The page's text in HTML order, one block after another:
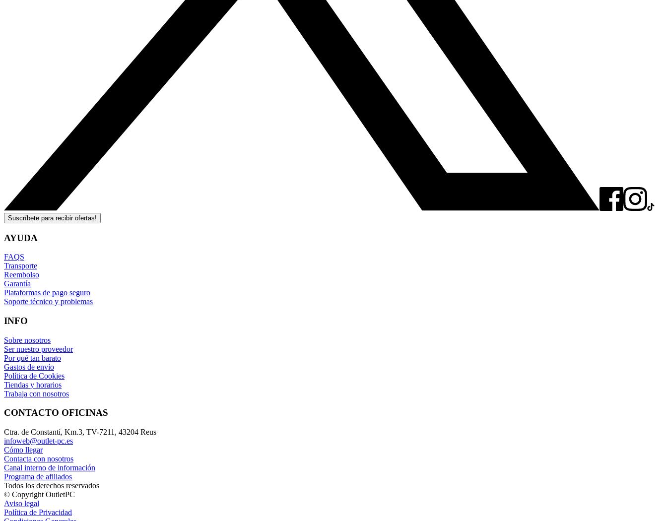
Suscríbete para recibir ofertas!
AYUDA
FAQS
Transporte
Reembolso
Garantía
Plataformas de pago seguro
Soporte técnico y problemas
INFO
Sobre nosotros
Ser nuestro proveedor
Por qué tan barato
Gastos de envío
Política de Cookies
Tiendas y horarios
Trabaja con nosotros
CONTACTO OFICINAS
Ctra. de Constantí, Km.3, TV-7211, 43204 Reus
infoweb@outlet-pc.es
Cómo llegar
Contacta con nosotros
Canal interno de información
Programa de afiliados
Todos los derechos reservados
© Copyright OutletPC
Aviso legal
Política de Privacidad